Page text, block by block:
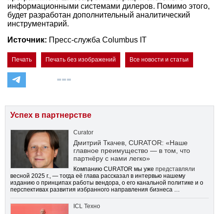
информационными системами дилеров. Помимо этого,
будет разработан дополнительный аналитический
инструментарий.
Источник: Пресс-служба Columbus IT
Печать Печать без изображений Все новости и статьи
Успех в партнерстве
Curator
Дмитрий Ткачев, CURATOR: «Наше
главное преимущество — в том, что
партнёру с нами легко»
Компанию CURATOR мы уже представляли
весной 2025 г., — тогда её глава рассказал в интервью нашему
изданию о принципах работы вендора, о его канальной политике и о
перспективах развития избранного направления бизнеса …
ICL Техно